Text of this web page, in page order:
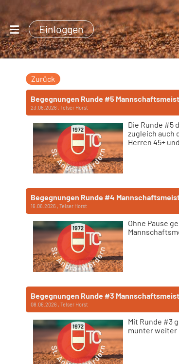
Einloggen
Zurück
Begegnungen Runde #5
23.06.2026 , Telser Horst
Die Runde #5
zugleich auch
Herren 45+
Begegnungen Runde #4
16.06.2026 , Telser Horst
Ohne Pause
Begegnungen Runde #3
08.06.2026 , Telser Horst
Mit Runde #3
munter weiter